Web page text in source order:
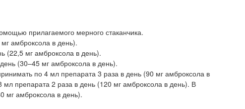
прилагаемого мерного стаканчика.
амброксола в день).
(22,5 мг амброксола в день).
(30–45 мг амброксола в день).
по 4 мл препарата 3 раза в день (90 мг амброксола в
препарата 2 раза в день (120 мг амброксола в день). В
мг амброксола в день).